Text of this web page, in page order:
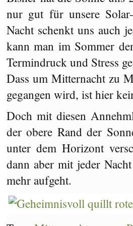
nur gut für unsere
Nacht schenkt uns auch
kann man im Sommer
Termindruck und Stress
Dass um Mitternacht zu
gegangen wird, ist hier
Doch mit diesen
der obere Rand der
unter dem Horizont
dann aber mit jeder
mehr aufgeht.